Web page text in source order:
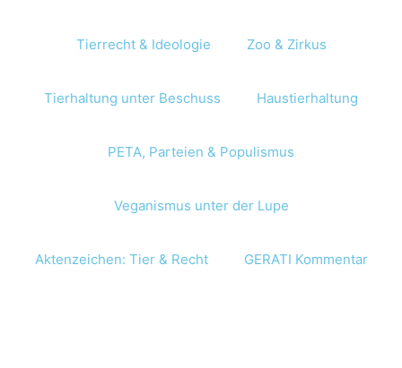
Tierrecht & Ideologie Zoo & Zirkus
Tierhaltung unter Beschuss Haustierhaltung
PETA, Parteien & Populismus
Veganismus unter der Lupe
Aktenzeichen: Tier & Recht GERATI Kommentar